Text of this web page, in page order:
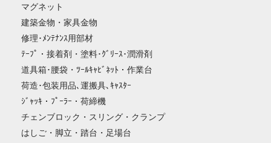
マグネット
建築金物・家具金物
修理･ﾒﾝﾃﾅﾝｽ用部材
ﾃｰﾌﾟ・接着剤・塗料･ｸﾞﾘｰｽ･潤滑剤
道具箱･腰袋・ﾂｰﾙｷｬﾋﾞﾈｯﾄ・作業台
荷造･包装用品､運搬具､ｷｬｽﾀｰ
ｼﾞｬｯｷ・ﾌﾟｰﾗｰ・荷締機
チェンブロック・スリング・クランプ
はしご・脚立・踏台・足場台